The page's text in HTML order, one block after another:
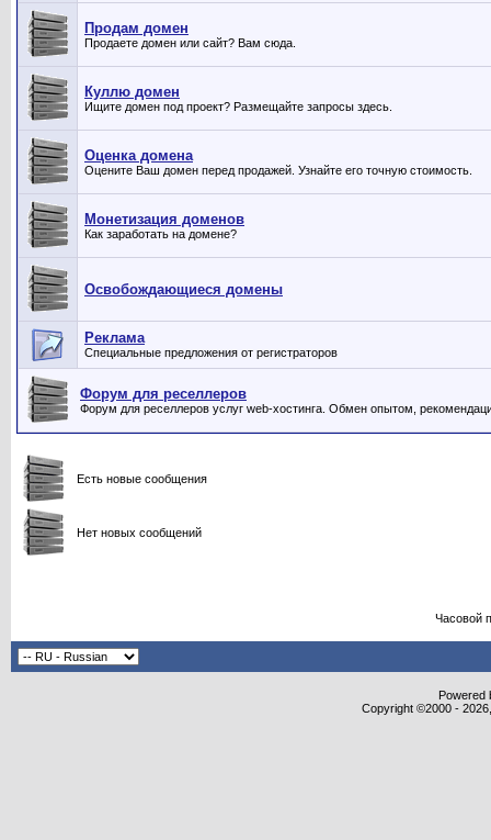
Продам домен
Продаете домен или сайт? Вам сюда.
Куллю домен
Ищите домен под проект? Размещайте запросы здесь.
Оценка домена
Оцените Ваш домен перед продажей. Узнайте его точную стоимость.
Монетизация доменов
Как заработать на домене?
Освобождающиеся домены
Реклама
Специальные предложения от регистраторов
Форум для реселлеров
Форум для реселлеров услуг web-хостинга. Обмен опытом,
Есть новые сообщения
Нет новых сообщений
Часовой
Powered
Copyright ©2000 -